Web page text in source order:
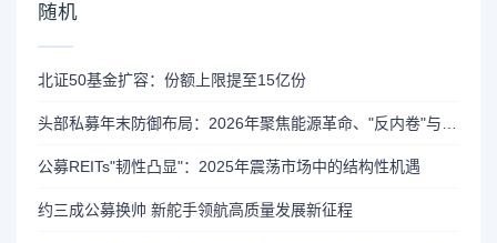
随机
北证50基金扩容：份额上限提至15亿份
头部私募年末防御布局：2026年聚焦能源革命、"反内卷"与全球化三大机遇
公募REITs"韧性凸显"：2025年震荡市场中的结构性机遇
约三成公募换帅 新舵手领航高质量发展新征程